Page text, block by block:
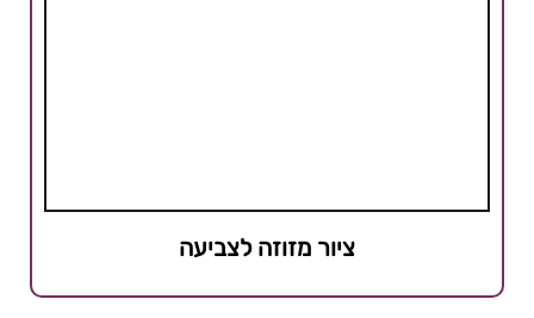
ציור מזוזה לצביעה